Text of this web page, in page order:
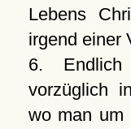
Lebens
irgend einer
6.
vorzüglich
wo man um